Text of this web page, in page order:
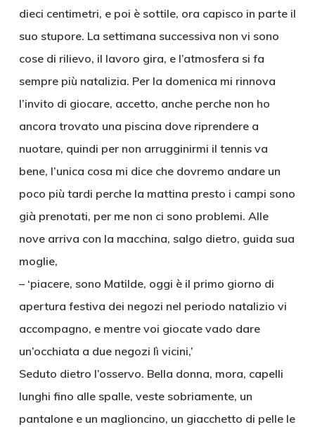
dieci centimetri, e poi è sottile, ora capisco in parte il
suo stupore. La settimana successiva non vi sono
cose di rilievo, il lavoro gira, e l’atmosfera si fa
sempre più natalizia. Per la domenica mi rinnova
l’invito di giocare, accetto, anche perche non ho
ancora trovato una piscina dove riprendere a
nuotare, quindi per non arrugginirmi il tennis va
bene, l’unica cosa mi dice che dovremo andare un
poco più tardi perche la mattina presto i campi sono
già prenotati, per me non ci sono problemi. Alle
nove arriva con la macchina, salgo dietro, guida sua
moglie,
– ‘piacere, sono Matilde, oggi è il primo giorno di
apertura festiva dei negozi nel periodo natalizio vi
accompagno, e mentre voi giocate vado dare
un’occhiata a due negozi lì vicini,’
Seduto dietro l’osservo. Bella donna, mora, capelli
lunghi fino alle spalle, veste sobriamente, un
pantalone e un maglioncino, un giacchetto di pelle le